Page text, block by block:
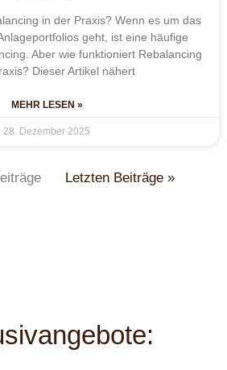
in der Praxis? Wenn es um das
geht, ist eine häufige
Aber wie funktioniert Rebalancing
Dieser Artikel nähert
MEHR LESEN »
28. Dezember 2025
Letzten Beiträge »